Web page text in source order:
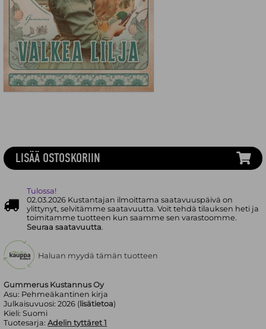
Gummerus Kustannus Oy
Asu: Pehmeäkantinen kirja
Julkaisuvuosi:2026 ( lisätietoa)
Kieli:Suomi
Tuotesarja: Adelin tyttäret 1
LISÄÄ OSTOSKORIIN
Tulossa!
02.03.2026 Kustantajan ilmoittama saatavuuspäivä on
ylittynyt, selvitämme saatavuutta. Voit tehdä tilauksen heti ja
toimitamme tuotteen kun saamme sen varastoomme.
Seuraa saatavuutta.
Haluan myydä tämän tuotteen